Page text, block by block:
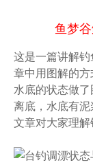
鱼梦
这是一篇讲解
章中用图解的
水底的状态做
离底，水底有
文章对大家理